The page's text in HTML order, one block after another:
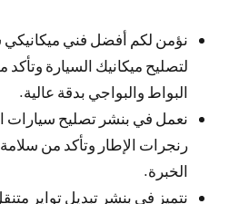
نؤمن لكم أفضل فني
لتصليح ميكانيك السيارة
البواط والبواجي بدقة عالية.
نعمل في بنشر تصليح
رنجرات الإطار وتأكد من
الخبرة.
نتميز في بنشر تبديل تواير